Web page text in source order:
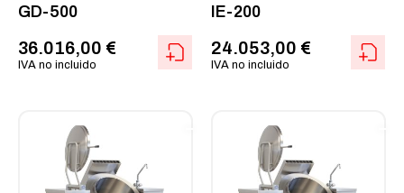
GD-500
36.016,00 €
IVA no incluido
IE-200
24.053,00 €
IVA no incluido